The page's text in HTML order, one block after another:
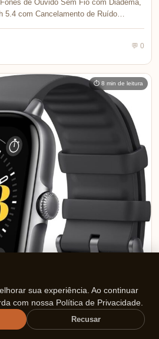
de Ouvido Sem Fio com Diadema,
5.4 com Cancelamento de Ruído…
💬 0
⏱ 8 min de leitura
sua experiência. Ao continuar
com nossa Política de Privacidade.
Recusar